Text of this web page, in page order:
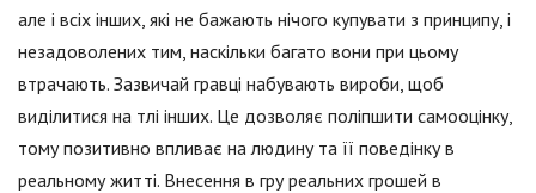
але і всіх інших, які не бажають нічого купувати з принципу, і
незадоволених тим, наскільки багато вони при цьому
втрачають. Зазвичай гравці набувають вироби, щоб
виділитися на тлі інших. Це дозволяє поліпшити самооцінку,
тому позитивно впливає на людину та її поведінку в
реальному житті. Внесення в гру реальних грошей в